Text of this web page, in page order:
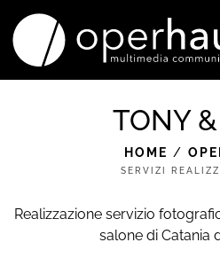
TONY
HOME /
SERVIZI
Realizzazione servizio
salone di Catania